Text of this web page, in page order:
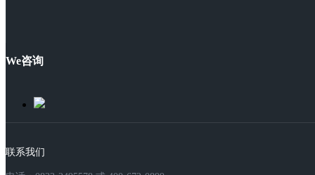
We咨询
联系我们